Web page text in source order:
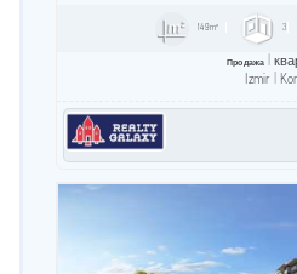
149m² 3
Продажа
Izmir